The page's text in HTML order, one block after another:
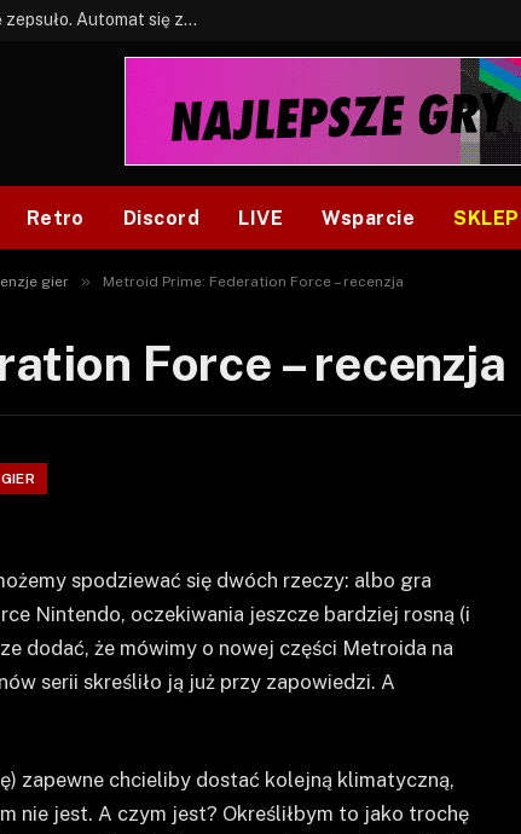
BONUS: Jak w tym kawale. A ja wiem co się zepsuło. Automat się zepsuł.
Retro Discord LIVE Wsparcie SKLEP
gier » Metroid Prime: Federation Force – recenzja
Force – recenzja
spodziewać się dwóch rzeczy: albo gra
Nintendo, oczekiwania jeszcze bardziej rosną (i
dodać, że mówimy o nowej części Metroida na
serii skreśliło ją już przy zapowiedzi. A
zapewne chcieliby dostać kolejną klimatyczną,
nie jest. A czym jest? Określiłbym to jako trochę